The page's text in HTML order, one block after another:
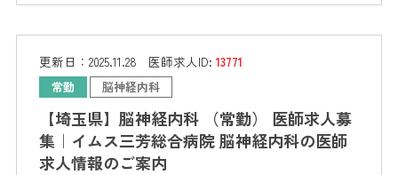
更新日： 2025.11.28 医師求人ID:13771
常勤 脳神経内科
【埼玉県】脳神経内科 （常勤） 医師求人募
集｜イムス三芳総合病院 脳神経内科の医師
求人情報のご案内